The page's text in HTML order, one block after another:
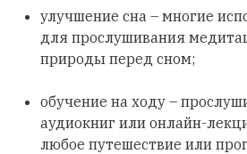
улучшение сна – многие
для прослушивания
природы перед сном;
обучение на ходу –
аудиокниг или онлайн-
любое путешествие или